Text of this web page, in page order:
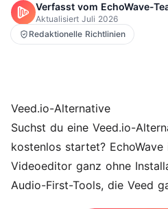
Verfasst vom EchoWave-
Aktualisiert Juli 2026
Redaktionelle Richtlinien
Veed.io-Alternative
Suchst du eine Veed.io-
kostenlos startet? EchoWave
Videoeditor ganz ohne
Audio-First-Tools, die Veed